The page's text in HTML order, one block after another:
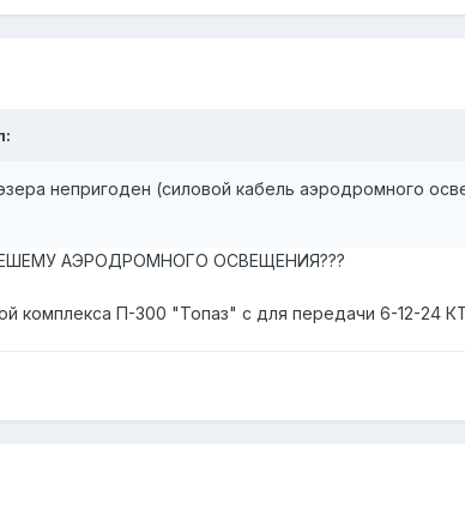
непригоден (силовой кабель аэродромного
АЭРОДРОМНОГО ОСВЕЩЕНИЯ???
комплекса П-300 "Топаз" с для передачи 6-12-24